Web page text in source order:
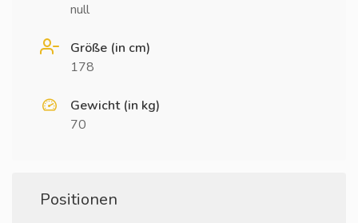
null
Größe (in cm)
178
Gewicht (in kg)
70
Positionen